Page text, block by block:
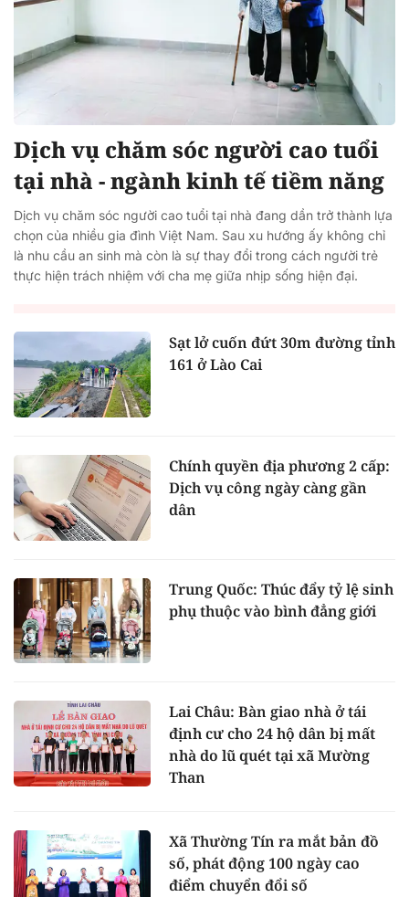
Dịch vụ chăm sóc người cao tuổi
tại nhà - ngành kinh tế tiềm năng
Dịch vụ chăm sóc người cao tuổi tại nhà đang dần trở thành lựa
chọn của nhiều gia đình Việt Nam. Sau xu hướng ấy không chỉ
là nhu cầu an sinh mà còn là sự thay đổi trong cách người trẻ
thực hiện trách nhiệm với cha mẹ giữa nhịp sống hiện đại.
Sạt lở cuốn đứt 30m đường tỉnh
161 ở Lào Cai
Chính quyền địa phương 2 cấp:
Dịch vụ công ngày càng gần
dân
Trung Quốc: Thúc đẩy tỷ lệ sinh
phụ thuộc vào bình đẳng giới
Lai Châu: Bàn giao nhà ở tái
định cư cho 24 hộ dân bị mất
nhà do lũ quét tại xã Mường
Than
Xã Thường Tín ra mắt bản đồ
số, phát động 100 ngày cao
điểm chuyển đổi số